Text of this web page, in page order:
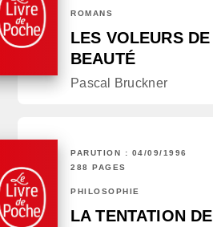
ROMANS
LES VOLEURS DE
BEAUTÉ
Pascal Bruckner
PARUTION : 04/09/1996
288 PAGES
PHILOSOPHIE
LA TENTATION DE